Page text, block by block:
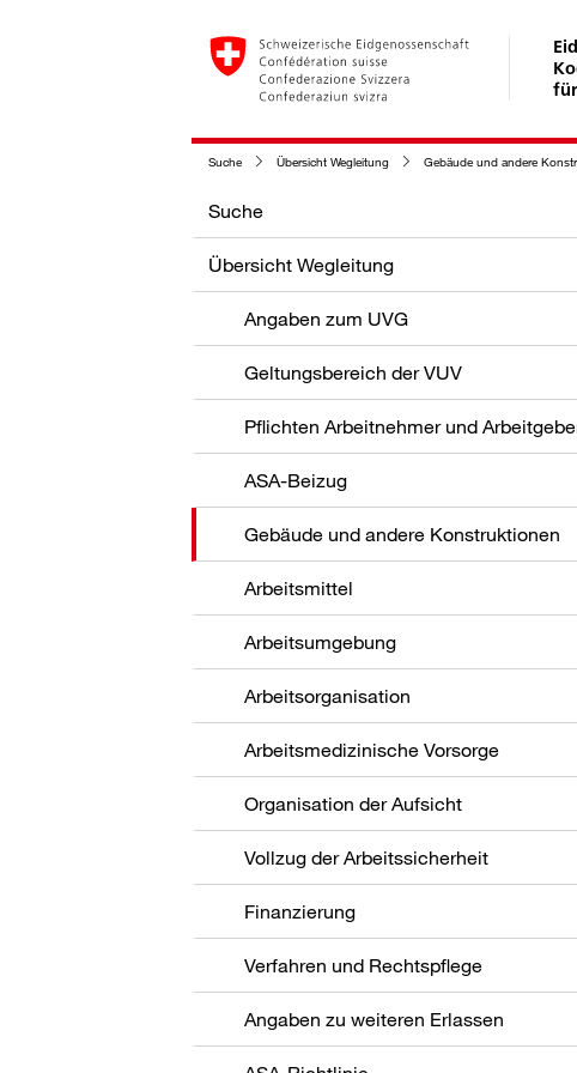
Suche Übersicht Wegleitung Gebäude und andere
Suche
Übersicht Wegleitung
Angaben zum UVG
Geltungsbereich der VUV
Pflichten Arbeitnehmer und
ASA-Beizug
Gebäude und andere Konstruktionen
Arbeitsmittel
Arbeitsumgebung
Arbeitsorganisation
Arbeitsmedizinische Vorsorge
Organisation der Aufsicht
Vollzug der Arbeitssicherheit
Finanzierung
Verfahren und Rechtspflege
Angaben zu weiteren Erlassen